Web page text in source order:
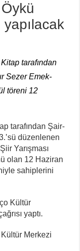
yapılacak
tarafından
Sezer Emek-
töreni 12
tarafından Şair-
düzenlenen
Yarışması
olan 12 Haziran
sahiplerini
Kültür
yaptı.
Merkezi